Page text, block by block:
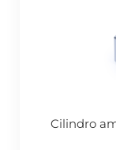
Cilindro